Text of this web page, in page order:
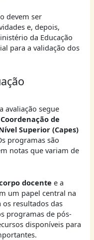
devem ser
e, depois,
da Educação
para a validação dos
avaliação segue
Coordenação de
Superior (Capes)
programas são
notas que variam de
docente e a
um papel central na
os resultados das
programas de pós-
disponíveis para